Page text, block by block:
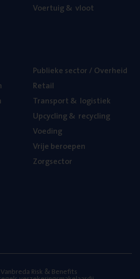
Voer­tuig& vloot
Publie­ke sec­tor / Overheid
Retail
Trans­port& logistiek
Upcy­cling& recycling
Voe­ding
Vrije beroe­pen
Zorg­sec­tor
Risk & Benefits